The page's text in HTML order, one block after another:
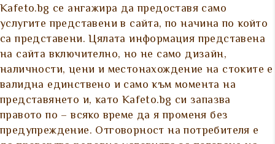
Kafeto.bg се ангажира да предоставя само
услугите представени в сайта, по начина по който
са представени. Цялата информация представена
на сайта включително, но не само дизайн,
наличности, цени и местонахождение на стоките е
валидна единствено и само към момента на
представянето и, като Kafeto.bg си запазва
правото по – всяко време да я променя без
предупреждение. Отговорност на потребителя е